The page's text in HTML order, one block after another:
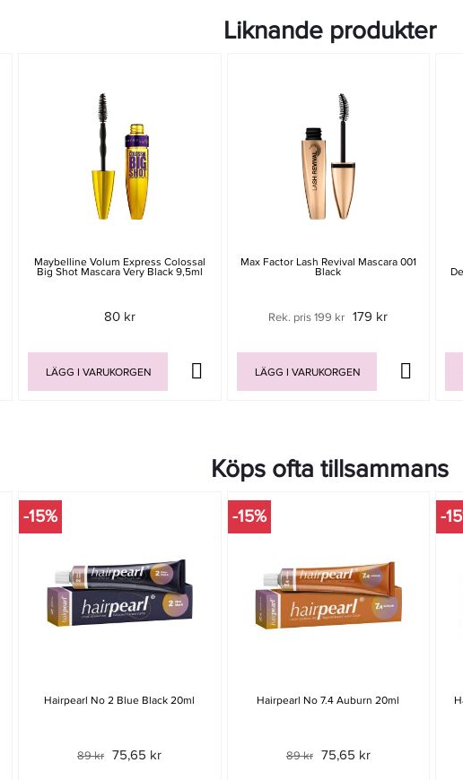
Liknande produkter
Maybelline Volum Express Colossal
Big Shot Mascara Very Black 9,5ml
80 kr
LÄGG I VARUKORGEN
Max Factor Lash Revival Mascara 001
Black
Rek. pris 199 kr 179 kr
LÄGG I VARUKORGEN
Köps ofta tillsammans
-15%
Hairpearl No 2 Blue Black 20ml
89 kr 75,65 kr
-15%
Hairpearl No 7.4 Auburn 20ml
89 kr 75,65 kr
-